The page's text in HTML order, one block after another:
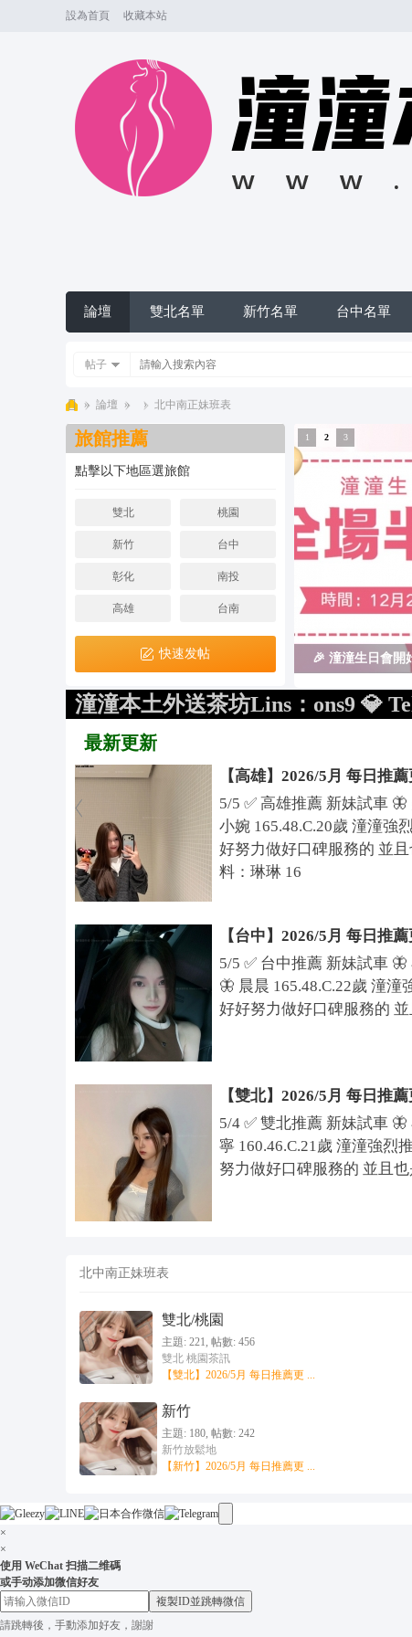
設為首頁 收藏本站
論壇 雙北名單 新竹名單 台中名單
帖子
台
灣
L
in
e:
n
T
m
6
» 論壇 » › 北中南正妹班表
旅館推薦
點擊以下地區選旅館
雙北 桃園
新竹 台中
彰化 南投
高雄 台南
快速发帖 🎉 潼潼生日會開
1 2 3
活動
宅男殺手
潼潼本土外送茶坊Lins：ons9 💎
最新更新
【高雄】2026/5月 每日推
5/5 ✅ 高雄推薦 新妹試車
小婉 165.48.C.20歲 潼潼強
好努力做好口碑服務的 並
料：琳琳 16
【台中】2026/5月 每日推
5/5 ✅ 台中推薦 新妹試車
🦋 晨晨 165.48.C.22歲 潼
好好努力做好口碑服務的
【雙北】2026/5月 每日推
5/4 ✅ 雙北推薦 新妹試車
寧 160.46.C.21歲 潼潼強烈
努力做好口碑服務的 並且
北中南正妹班表
雙北/桃園
主題: 221, 帖數: 456
雙北 桃園茶訊
【雙北】2026/5月 每日推薦更 ...
新竹
主題: 180, 帖數: 242
新竹放鬆地
【新竹】2026/5月 每日推薦更 ...
×
×
使用 WeChat 扫描二维碼
或手动添加微信好友
複製ID並跳轉微信
請跳轉後，手動添加好友，謝謝